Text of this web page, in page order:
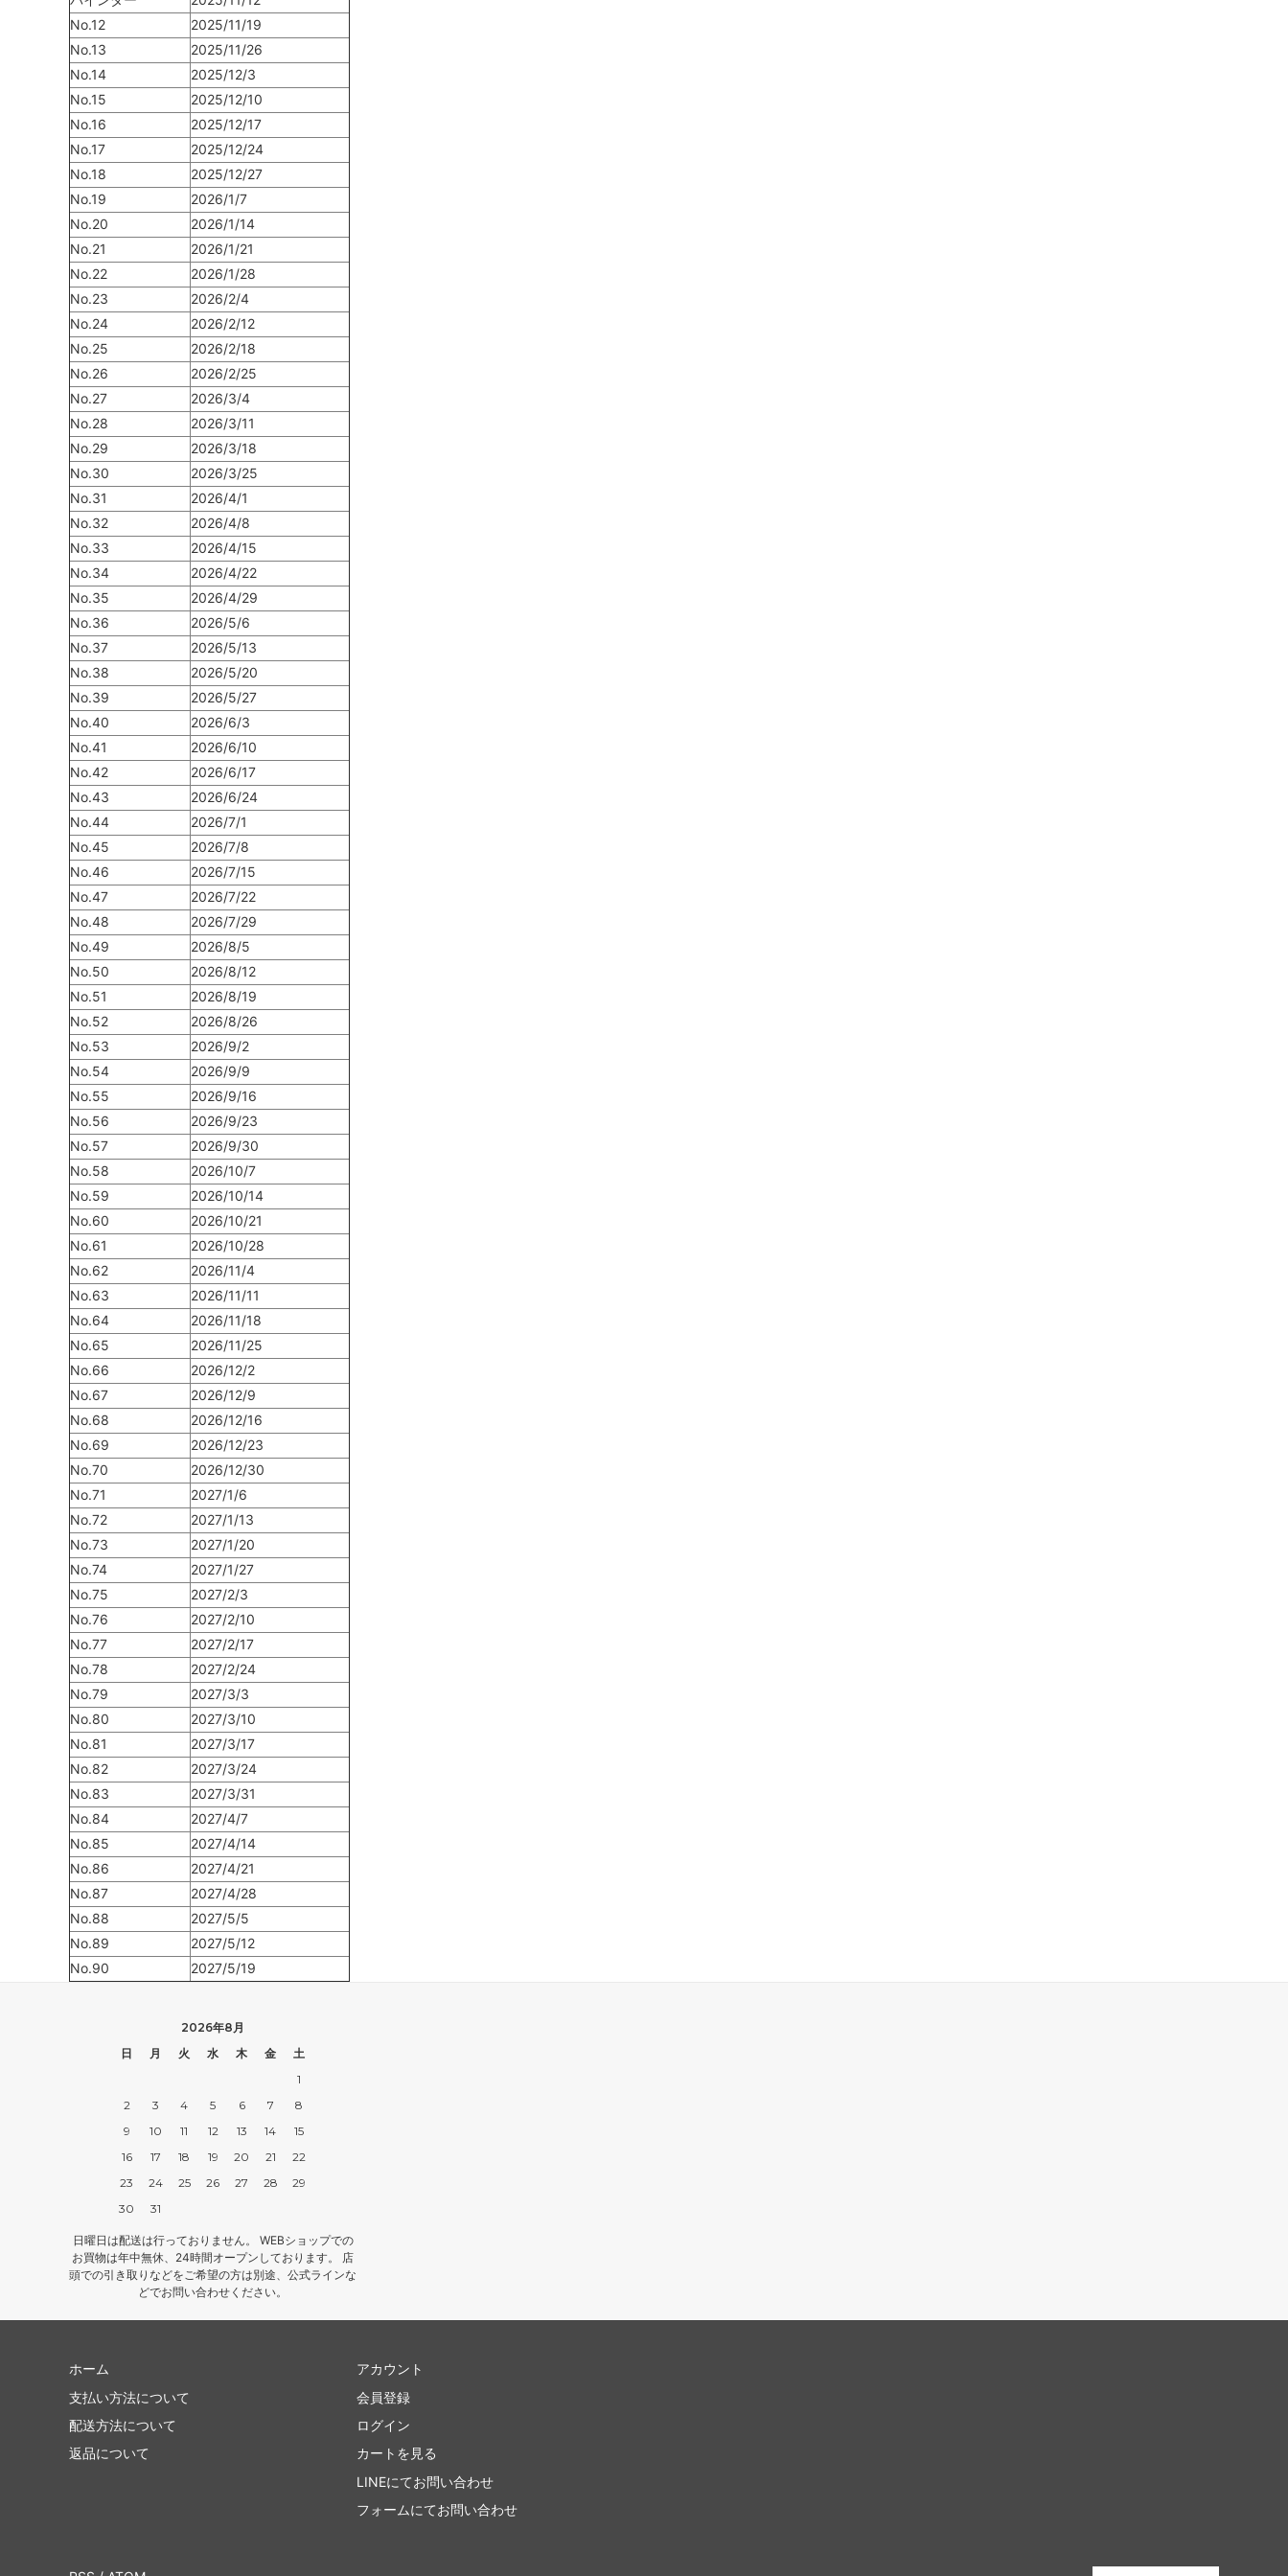
No.12
2025/11/19
No.13
2025/11/26
No.14
2025/12/3
No.15
2025/12/10
No.16
2025/12/17
No.17
2025/12/24
No.18
2025/12/27
No.19
2026/1/7
No.20
2026/1/14
No.21
2026/1/21
No.22
2026/1/28
No.23
2026/2/4
No.24
2026/2/12
No.25
2026/2/18
No.26
2026/2/25
No.27
2026/3/4
No.28
2026/3/11
No.29
2026/3/18
No.30
2026/3/25
No.31
2026/4/1
No.32
2026/4/8
No.33
2026/4/15
No.34
2026/4/22
No.35
2026/4/29
No.36
2026/5/6
No.37
2026/5/13
No.38
2026/5/20
No.39
2026/5/27
No.40
2026/6/3
No.41
2026/6/10
No.42
2026/6/17
No.43
2026/6/24
No.44
2026/7/1
No.45
2026/7/8
No.46
2026/7/15
No.47
2026/7/22
No.48
2026/7/29
No.49
2026/8/5
No.50
2026/8/12
No.51
2026/8/19
No.52
2026/8/26
No.53
2026/9/2
No.54
2026/9/9
No.55
2026/9/16
No.56
2026/9/23
No.57
2026/9/30
No.58
2026/10/7
No.59
2026/10/14
No.60
2026/10/21
No.61
2026/10/28
No.62
2026/11/4
No.63
2026/11/11
No.64
2026/11/18
No.65
2026/11/25
No.66
2026/12/2
No.67
2026/12/9
No.68
2026/12/16
No.69
2026/12/23
No.70
2026/12/30
No.71
2027/1/6
No.72
2027/1/13
No.73
2027/1/20
No.74
2027/1/27
No.75
2027/2/3
No.76
2027/2/10
No.77
2027/2/17
No.78
2027/2/24
No.79
2027/3/3
No.80
2027/3/10
No.81
2027/3/17
No.82
2027/3/24
No.83
2027/3/31
No.84
2027/4/7
No.85
2027/4/14
No.86
2027/4/21
No.87
2027/4/28
No.88
2027/5/5
No.89
2027/5/12
No.90
2027/5/19
2026年8月
日
月 火 水 木 金
土
1
2
3 4 5 6 7
8
9
10 11 12 13 14
15
16
17 18 19 20 21
22
23
24 25 26 27 28
29
30
31
日曜日は配送は行っておりません。 WEBショップでの
お買物は年中無休、24時間オープンしております。 店
頭での引き取りなどをご希望の方は別途、公式ラインな
どでお問い合わせください。
ホーム
支払い方法について
配送方法について
返品について
アカウント
会員登録
ログイン
カートを見る
LINEにてお問い合わせ
フォームにてお問い合わせ